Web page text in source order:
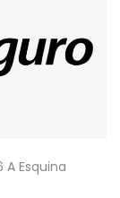
Esquina